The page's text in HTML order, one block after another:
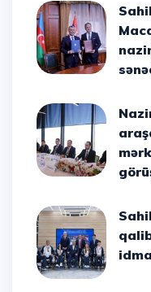
Sahil Babayev və
Nazir Sahil Babayev İƏT-in
Sahil Babayev Vətənə